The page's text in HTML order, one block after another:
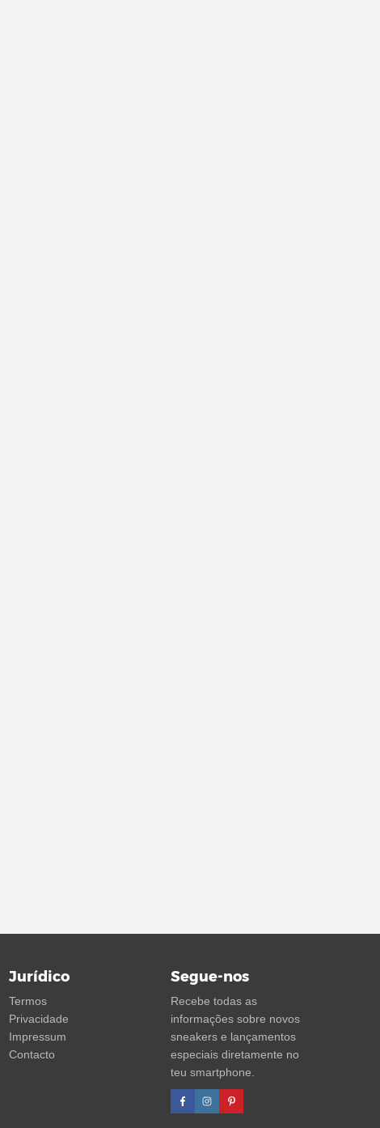
Jurídico
Termos
Privacidade
Impressum
Contacto
Segue-nos
Recebe todas as
informações sobre novos
sneakers e lançamentos
especiais diretamente no
teu smartphone.